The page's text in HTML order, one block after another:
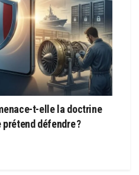
t-elle la doctrine
défendre ?